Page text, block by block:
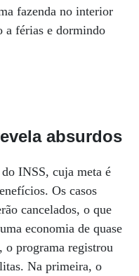
fazenda no interior
a férias e dormindo
absurdos
INSS, cuja meta é
Os casos
cancelados, o que
economia de quase
o programa registrou
Na primeira, o